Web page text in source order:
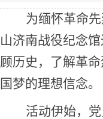
为缅怀革命
山济南战役纪念
顾历史，了解革
国梦的理想信念。
活动伊始，